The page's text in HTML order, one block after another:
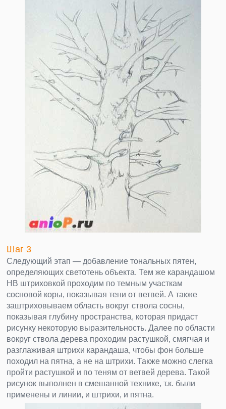
Шаг 3
Следующий этап — добавление тональных пятен,
определяющих светотень объекта. Тем же карандашом
HB штриховкой проходим по темным участкам
сосновой коры, показывая тени от ветвей. А также
заштриховываем область вокруг ствола сосны,
показывая глубину пространства, которая придаст
рисунку некоторую выразительность. Далее по области
вокруг ствола дерева проходим растушкой, смягчая и
разглаживая штрихи карандаша, чтобы фон больше
походил на пятна, а не на штрихи. Также можно слегка
пройти растушкой и по теням от ветвей дерева. Такой
рисунок выполнен в смешанной технике, т.к. были
применены и линии, и штрихи, и пятна.